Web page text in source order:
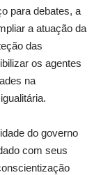
para debates, a
a atuação da
das
os agentes
na
do governo
com seus